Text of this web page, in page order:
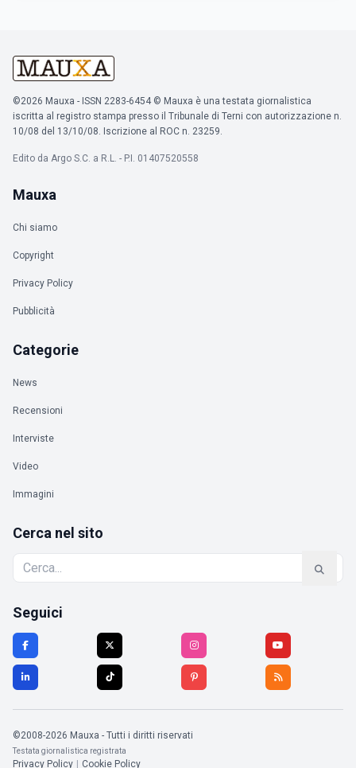
©2026 Mauxa - ISSN 2283-6454 © Mauxa è una testata giornalistica
iscritta al registro stampa presso il Tribunale di Terni con autorizzazione n.
10/08 del 13/10/08. Iscrizione al ROC n. 23259.
Edito da Argo S.C. a R.L. - P.I. 01407520558
Mauxa
Chi siamo
Copyright
Privacy Policy
Pubblicità
Categorie
News
Recensioni
Interviste
Video
Immagini
Cerca nel sito
Seguici
©2008-2026 Mauxa - Tutti i diritti riservati
Testata giornalistica registrata
Privacy Policy Cookie Policy